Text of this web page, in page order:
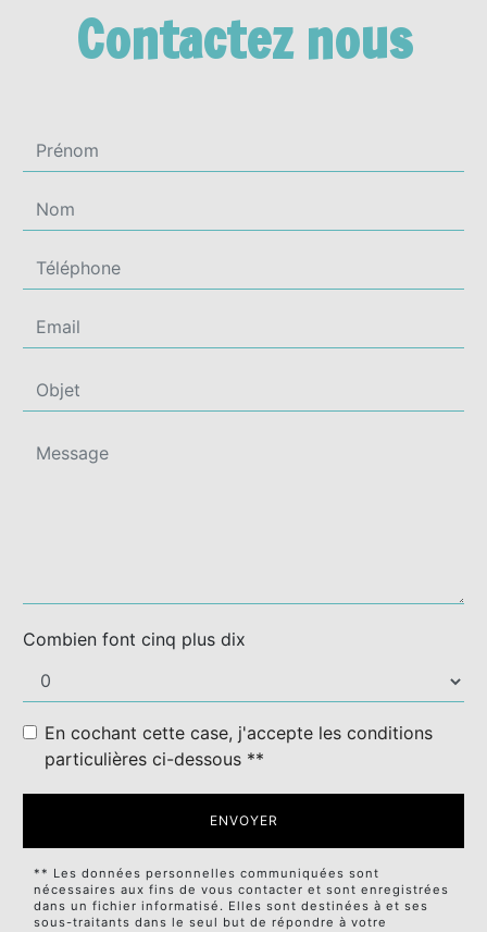
Contactez nous
Combien font cinq plus dix
En cochant cette case, j'accepte les conditions
particulières ci-dessous **
ENVOYER
** Les données personnelles communiquées sont
nécessaires aux fins de vous contacter et sont enregistrées
dans un fichier informatisé. Elles sont destinées à et ses
sous-traitants dans le seul but de répondre à votre